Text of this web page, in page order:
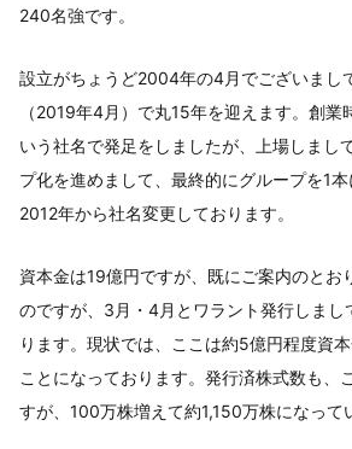
240名強です。
設立がちょうど2004年の4月でございまし
（2019年4月）で丸15年を迎えます。創業
いう社名で発足をしましたが、上場しまし
プ化を進めまして、最終的にグループを1
2012年から社名変更しております。
資本金は19億円ですが、既にご案内のとお
のですが、3月・4月とワラント発行しまし
ります。現状では、ここは約5億円程度資
ことになっております。発行済株式数も、
すが、100万株増えて約1,150万株になって